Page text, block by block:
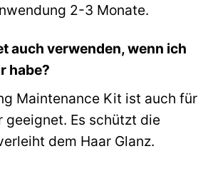
2-3 Monate.
auch verwenden, wenn ich
habe?
Maintenance Kit ist auch für
geeignet. Es schützt die
dem Haar Glanz.